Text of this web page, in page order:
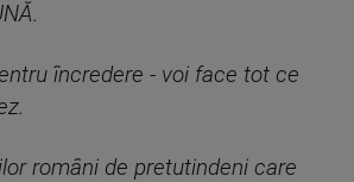
încredere - voi face tot ce
români de pretutindeni care